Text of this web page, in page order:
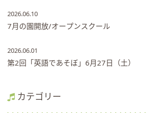
2026.06.10
7月の園開放/オープンスクール
2026.06.01
第2回「英語であそぼ」6月27日（土）
カテゴリー